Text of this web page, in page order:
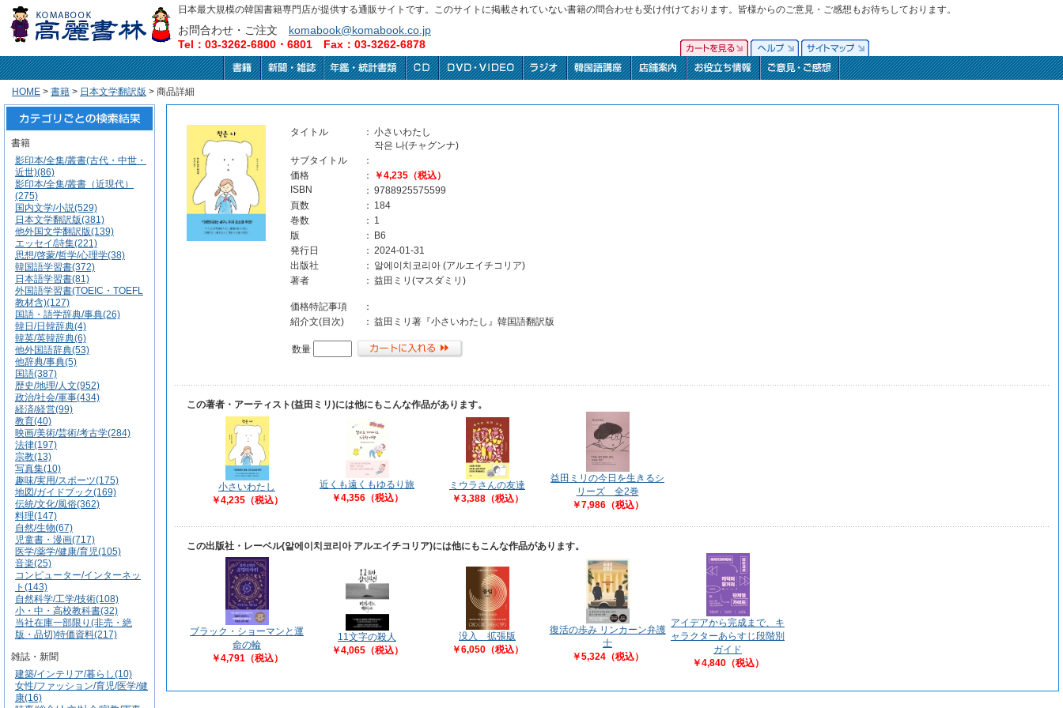
日本最大規模の韓国書籍専門店が提供する通販サイトです。このサイトに掲載されていない書籍の問合わせも受け付けております。皆様からのご意見・ご感想もお待ちしております。
お問合わせ・ご注文 komabook@komabook.co.jp
Tel：03-3262-6800・6801 Fax：03-3262-6878
HOME > 書籍 > 日本文学翻訳版 > 商品詳細
書籍
影印本/全集/叢書(古代・中世・
近世)(86)
影印本/全集/叢書（近現代）
(275)
国内文学/小説(529)
日本文学翻訳版(381)
他外国文学翻訳版(139)
エッセイ/詩集(221)
思想/啓蒙/哲学/心理学(38)
韓国語学習書(372)
日本語学習書(81)
外国語学習書(TOEIC・TOEFL
教材含)(127)
国語・語学辞典/事典(26)
韓日/日韓辞典(4)
韓英/英韓辞典(6)
他外国語辞典(53)
他辞典/事典(5)
国語(387)
歴史/地理/人文(952)
政治/社会/軍事(434)
経済/経営(99)
教育(40)
映画/美術/芸術/考古学(284)
法律(197)
宗教(13)
写真集(10)
趣味/実用/スポーツ(175)
地図/ガイドブック(169)
伝統/文化/風俗(362)
料理(147)
自然/生物(67)
児童書・漫画(717)
医学/薬学/健康/育児(105)
音楽(25)
コンピューター/インターネッ
ト(143)
自然科学/工学/技術(108)
小・中・高校教科書(32)
当社在庫一部限り(非売・絶
版・品切)特価資料(217)
雑誌・新聞
建築/インテリア/暮らし(10)
女性/ファッション/育児/医学/健
康(16)
タイトル ： 小さいわたし
작은 나(チャグンナ)
サブタイトル
：
価格
：
￥4,235（税込）
ISBN
： 9788925575599
頁数
： 184
巻数
： 1
版
：
B6
発行日
： 2024-01-31
出版社
： 알에이치코리아 (アルエイチコリア)
著者
： 益田ミリ(マスダミリ)
価格特記事項
：
紹介文(目次)
： 益田ミリ著『小さいわたし』韓国語翻訳版
数量
この著者・アーティスト(益田ミリ)には他にもこんな作品があります。
小さいわたし
￥4,235（税込）
近くも遠くもゆるり旅
￥4,356（税込）
ミウラさんの友達
￥3,388（税込）
益田ミリの今日を生きるシ
リーズ 全2巻
￥7,986（税込）
この出版社・レーベル(알에이치코리아 アルエイチコリア)には他にもこんな作品があります。
ブラック・ショーマンと運
命の輪
￥4,791（税込）
11文字の殺人
￥4,065（税込）
没入 拡張版
￥6,050（税込）
復活の歩み リンカーン弁護
士
￥5,324（税込）
アイデアから完成まで、キ
ャラクターあらすじ段階別
ガイド
￥4,840（税込）